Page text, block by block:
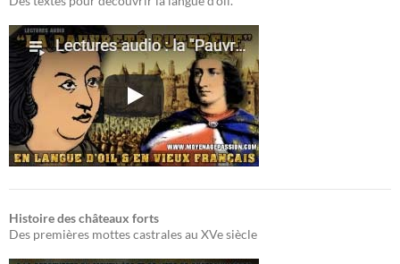
Histoire des châteaux forts
Des premières mottes castrales au XVe siècle